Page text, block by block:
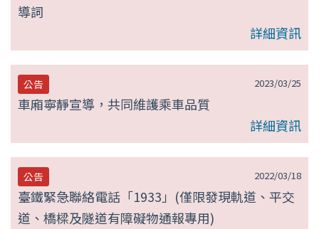
導詞
詳細資訊
2023/03/25
公告
車廂寧靜宣導，共同維護乘車品質
詳細資訊
2022/03/18
公告
臺鐵緊急聯絡電話「1933」(僅限發現軌道、平交
道、橋樑及隧道有障礙物通報專用)